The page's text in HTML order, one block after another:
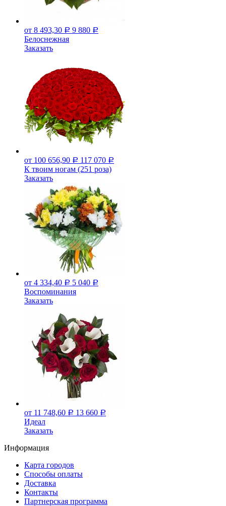
от 8 493,30 Р 9 880 Р
Белоснежная
Заказать
от 100 656,90 Р 117 070 Р
К твоим ногам (251 роза)
Заказать
от 4 334,40 Р 5 040 Р
Воспоминания
Заказать
от 11 748,60 Р 13 660 Р
Идеал
Заказать
Информация
Карта городов
Способы оплаты
Доставка
Контакты
Партнерская программа